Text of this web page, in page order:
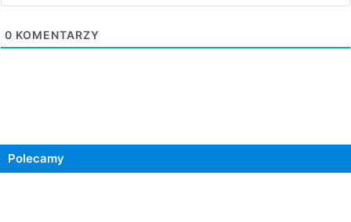
0 KOMENTARZY
Polecamy